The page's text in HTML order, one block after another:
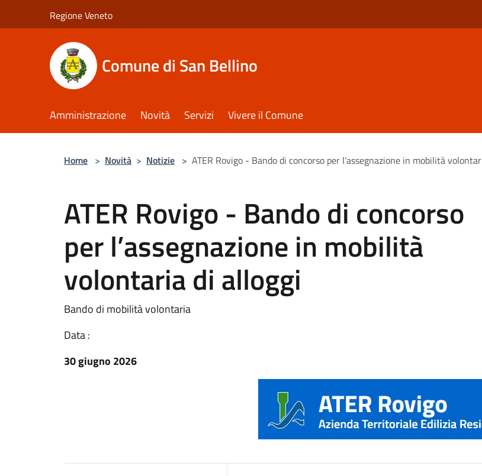
Regione Veneto
Comune di San Bellino
Amministrazione Novità Servizi Vivere il Comune
Home > Novità > Notizie > ATER Rovigo - Bando di concorso per l’assegnazione in mobilità
ATER Rovigo - Bando di concorso
per l’assegnazione in mobilità
volontaria di alloggi
Bando di mobilità volontaria
Data :
30 giugno 2026